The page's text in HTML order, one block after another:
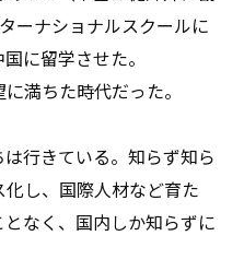
ーナショナルスクールに
に留学させた。
満ちた時代だった。
行きている。知らず知ら
し、国際人材など育た
なく、国内しか知らずに